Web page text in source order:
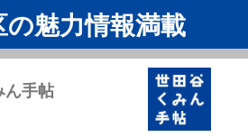
魅力情報満載
ん手帖